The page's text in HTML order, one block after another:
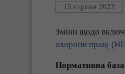
15 серпня 2023
Зміни щодо
охорони праці
Нормативна